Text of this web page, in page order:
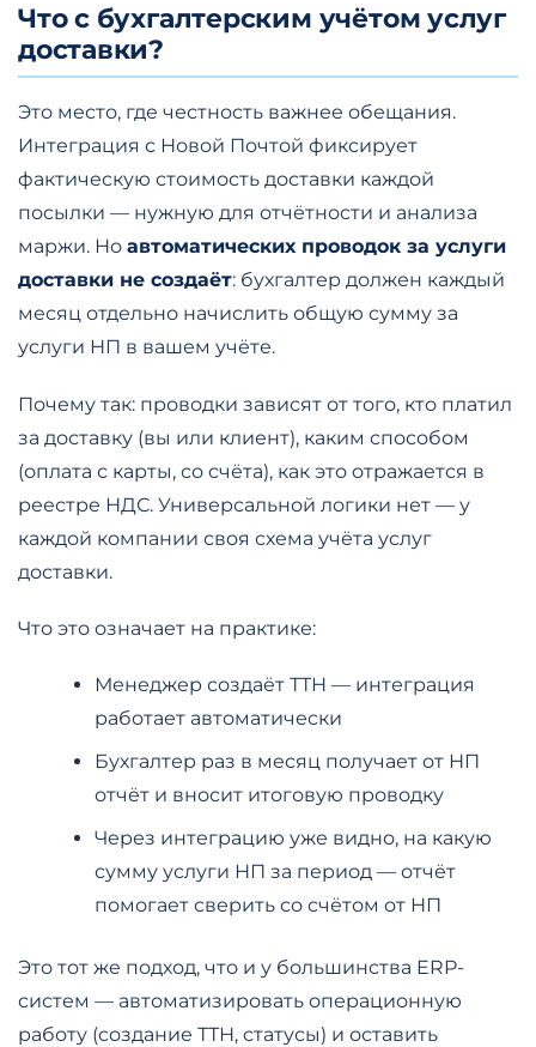
Что с бухгалтерским учётом услуг
доставки?
Это место, где честность важнее обещания.
Интеграция с Новой Почтой фиксирует
фактическую стоимость доставки каждой
посылки — нужную для отчётности и анализа
маржи. Но автоматических проводок за услуги
доставки не создаёт: бухгалтер должен каждый
месяц отдельно начислить общую сумму за
услуги НП в вашем учёте.
Почему так: проводки зависят от того, кто платил
за доставку (вы или клиент), каким способом
(оплата с карты, со счёта), как это отражается в
реестре НДС. Универсальной логики нет — у
каждой компании своя схема учёта услуг
доставки.
Что это означает на практике:
Менеджер создаёт ТТН — интеграция
работает автоматически
Бухгалтер раз в месяц получает от НП
отчёт и вносит итоговую проводку
Через интеграцию уже видно, на какую
сумму услуги НП за период — отчёт
помогает сверить со счётом от НП
Это тот же подход, что и у большинства ERP-
систем — автоматизировать операционную
работу (создание ТТН, статусы) и оставить